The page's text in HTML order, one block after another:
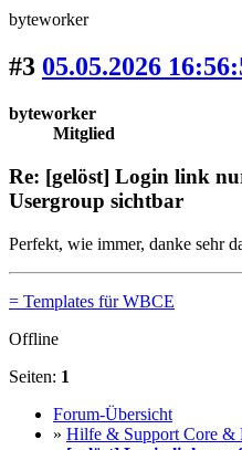
byteworker
#3 05.05.2026
byteworker
Mitglied
Re: [gelöst] Login link
Usergroup sichtbar
Perfekt, wie immer, danke sehr
= Templates für WBCE
Offline
Seiten: 1
Forum-Übersicht
» Hilfe & Support Core &